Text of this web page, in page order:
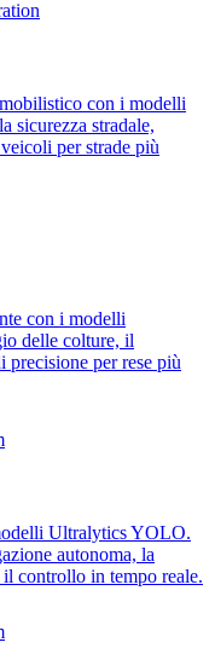
con i modelli
stradale,
per strade più
con i modelli
delle colture, il
precisione per rese più
Ultralytics YOLO.
autonoma, la
controllo in tempo reale.